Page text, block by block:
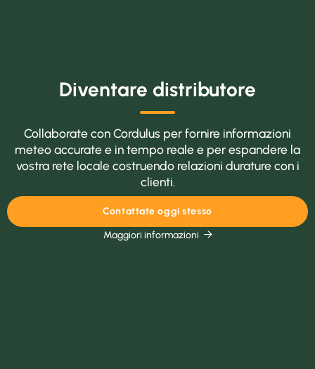
Diventare distributore
Collaborate con Cordulus per fornire informazioni
meteo accurate e in tempo reale e per espandere la
vostra rete locale costruendo relazioni durature con i
clienti.
Contattate oggi stesso
Maggiori informazioni 